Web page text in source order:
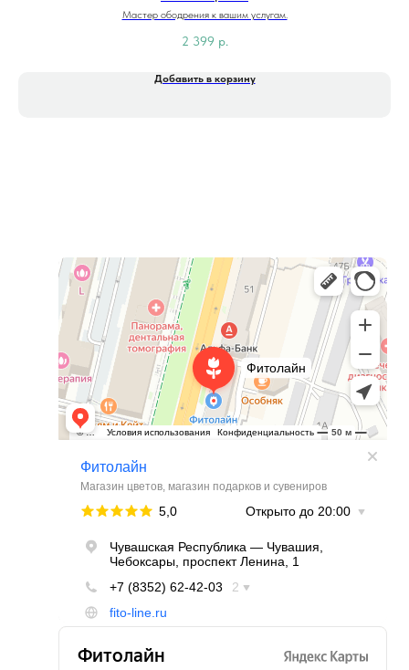
Мастер ободрения к вашим услугам.
2 399 р.
Добавить в корзину
Фитолайн
Магазин цветов в Чебоксарах
Магазин подарков и сувениров в Чебоксарах